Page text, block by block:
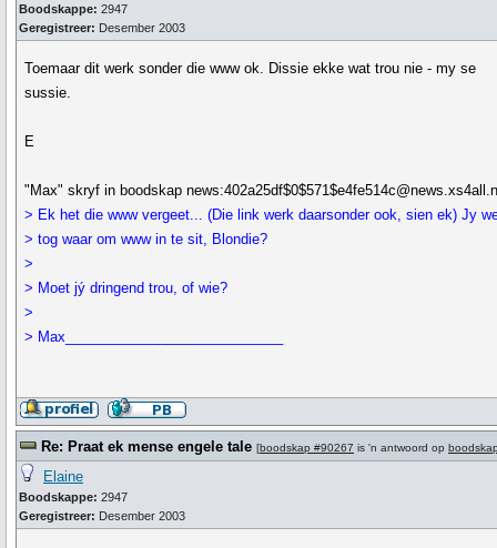
Boodskappe: 2947
Geregistreer: Desember 2003
Toemaar dit werk sonder die www ok. Dissie ekke wat trou nie - my se
sussie.
E
"Max" skryf in boodskap
> Ek het die www vergeet... (Die link werk daarsonder ook, sien ek) Jy
> tog waar om www in te sit, Blondie?
>
> Moet jý dringend trou, of wie?
>
> Max____________________________
Re: Praat ek mense engele tale [boodskap #90267 is 'n antwoord op
Elaine
Boodskappe: 2947
Geregistreer: Desember 2003